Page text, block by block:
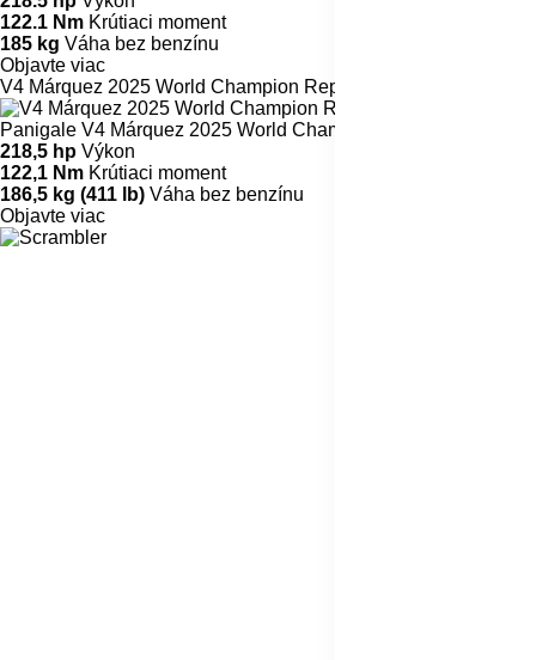
122.1 Nm Krútiaci moment
185 kg Váha bez benzínu
Objavte viac
V4 Márquez 2025 World Champion Replica
Panigale V4 Márquez 2025 World Champion Replica
218,5 hp Výkon
122,1 Nm Krútiaci moment
186,5 kg (411 lb) Váha bez benzínu
Objavte viac